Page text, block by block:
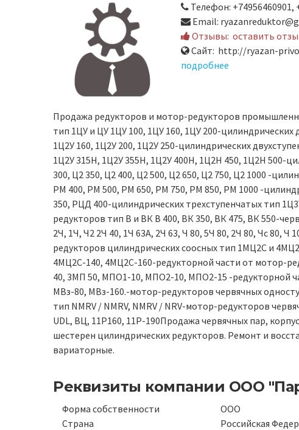
Телефон: +74956460901,
Email:
Отзывы: оставить
Сайт: http://ryazan-
подробнее
Продажа редукторов и мотор-редукторов
тип 1ЦУ и ЦУ 1ЦУ 100, 1ЦУ 160, 1ЦУ 200-
1Ц2У 160, 1Ц2У 200, 1Ц2У 250-цилиндрических
1Ц2У 315Н, 1Ц2У 355Н, 1Ц2У 400Н, 1Ц2Н 450, 1Ц2Н 500-
300, Ц2 350, Ц2 400, Ц2 500, Ц2 650, Ц2 750, Ц2 1000 -
РМ 400, РМ 500, РМ 650, РМ 750, РМ 850, РМ 1000 -
350, РЦД 400-цилиндрических трехступенчатых тип
редукторов тип В и ВК В 400, ВК 350, ВК 475, ВК 550-
2Ч, 1Ч, Ч2 2Ч 40, 1Ч 63А, 2Ч 63, Ч 80, 5Ч 80, 2Ч 80, Чс 80, Ч
редукторов цилиндрических соосных тип 1МЦ2С и
4МЦ2С-140, 4МЦ2С-160-редукторной части от мотор-
40, 3МП 50, МПО1-10, МПО2-10, МПО2-15 -редукторной
МВз-80, МВз-160.-мотор-редукторов червячных
тип NMRV / NMRV, NMRV / NRV-мотор-редукторов
UDL, ВЦ, 11Р160, 11Р-190Продажа червячных пар,
шестерен цилиндрических редукторов. Ремонт и
вариаторные.
Реквизиты компании ООО
Форма собственности
ООО
Страна
Российская